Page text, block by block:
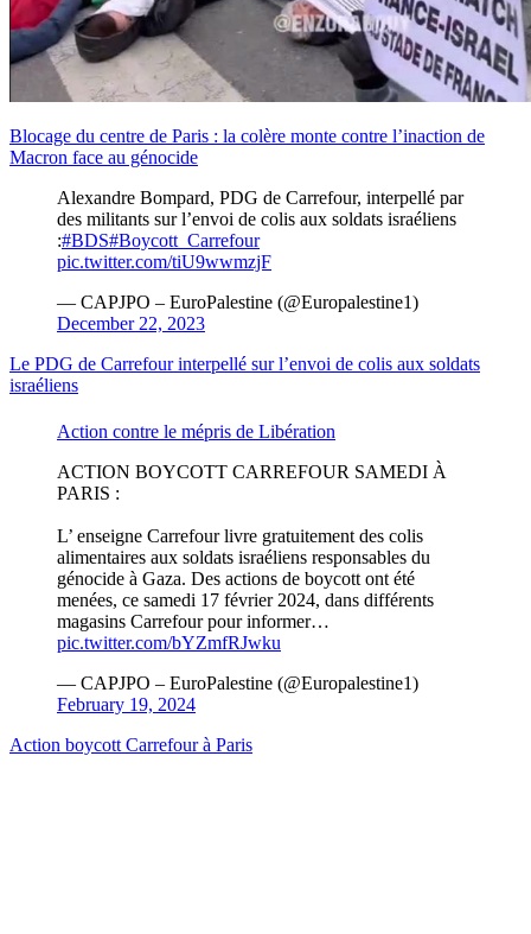
Blocage du centre de Paris : la colère monte contre l’inaction de
Macron face au génocide
Alexandre Bompard, PDG de Carrefour, interpellé par
des militants sur l’envoi de colis aux soldats israéliens
:#BDS#Boycott_Carrefour
pic.twitter.com/tiU9wwmzjF
— CAPJPO – EuroPalestine (@Europalestine1)
December 22, 2023
Le PDG de Carrefour interpellé sur l’envoi de colis aux soldats
israéliens
Action contre le mépris de Libération
ACTION BOYCOTT CARREFOUR SAMEDI À
PARIS :
L’ enseigne Carrefour livre gratuitement des colis
alimentaires aux soldats israéliens responsables du
génocide à Gaza. Des actions de boycott ont été
menées, ce samedi 17 février 2024, dans différents
magasins Carrefour pour informer…
pic.twitter.com/bYZmfRJwku
— CAPJPO – EuroPalestine (@Europalestine1)
February 19, 2024
Action boycott Carrefour à Paris